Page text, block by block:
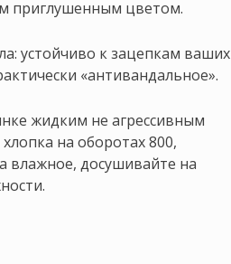
приглушенным цветом.
устойчиво к зацепкам ваших
«антивандальное».
жидким не агрессивным
на оборотах 800,
влажное, досушивайте на